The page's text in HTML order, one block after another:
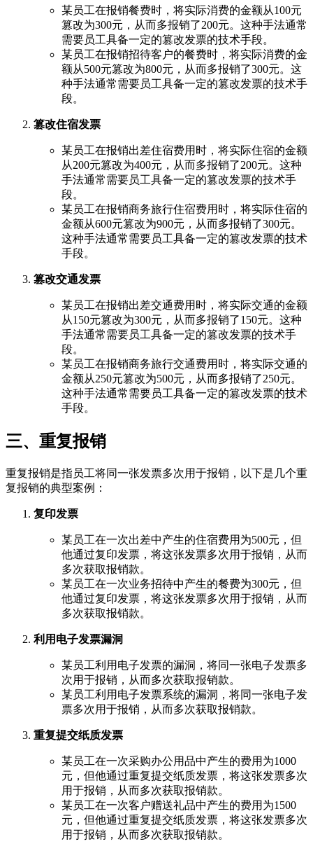
某员工在报销餐费时，将实际消费的金额从100元
篡改为300元，从而多报销了200元。这种手法通常
需要员工具备一定的篡改发票的技术手段。
某员工在报销招待客户的餐费时，将实际消费的金
额从500元篡改为800元，从而多报销了300元。这
种手法通常需要员工具备一定的篡改发票的技术手
段。
篡改住宿发票
某员工在报销出差住宿费用时，将实际住宿的金额
从200元篡改为400元，从而多报销了200元。这种
手法通常需要员工具备一定的篡改发票的技术手
段。
某员工在报销商务旅行住宿费用时，将实际住宿的
金额从600元篡改为900元，从而多报销了300元。
这种手法通常需要员工具备一定的篡改发票的技术
手段。
篡改交通发票
某员工在报销出差交通费用时，将实际交通的金额
从150元篡改为300元，从而多报销了150元。这种
手法通常需要员工具备一定的篡改发票的技术手
段。
某员工在报销商务旅行交通费用时，将实际交通的
金额从250元篡改为500元，从而多报销了250元。
这种手法通常需要员工具备一定的篡改发票的技术
手段。
三、重复报销
重复报销是指员工将同一张发票多次用于报销，以下是几个重
复报销的典型案例：
复印发票
某员工在一次出差中产生的住宿费用为500元，但
他通过复印发票，将这张发票多次用于报销，从而
多次获取报销款。
某员工在一次业务招待中产生的餐费为300元，但
他通过复印发票，将这张发票多次用于报销，从而
多次获取报销款。
利用电子发票漏洞
某员工利用电子发票的漏洞，将同一张电子发票多
次用于报销，从而多次获取报销款。
某员工利用电子发票系统的漏洞，将同一张电子发
票多次用于报销，从而多次获取报销款。
重复提交纸质发票
某员工在一次采购办公用品中产生的费用为1000
元，但他通过重复提交纸质发票，将这张发票多次
用于报销，从而多次获取报销款。
某员工在一次客户赠送礼品中产生的费用为1500
元，但他通过重复提交纸质发票，将这张发票多次
用于报销，从而多次获取报销款。